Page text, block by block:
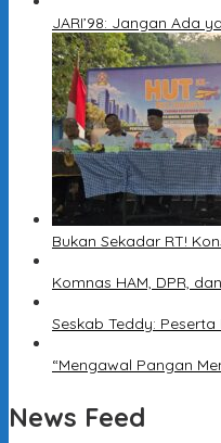
JARI’98: Jangan Ada
Bukan Sekadar RT!
Komnas HAM, DPR,
Seskab Teddy:
“Mengawal Pangan
News Feed